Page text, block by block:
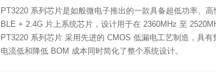
PT3220 系列芯片是如般微电子推出的一款具备超低功率、
BLE + 2.4G 片上系统芯片，设计用于在 2360MHz 至
PT3220 系列芯片 采用先进的 CMOS 低漏电工艺制造，具
电流低和降低 BOM 成本同时简化了整个系统设计。